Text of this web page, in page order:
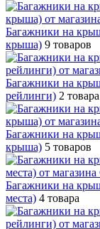
Багажники на
крыша) 9 товаров
Багажники на
рейлинги) 2 товара
Багажники на
крыша) 5 товаров
Багажники на
места) 4 товара